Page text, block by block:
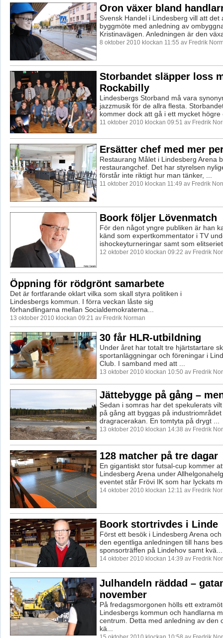
Oron växer bland
Svensk Handel i Lindesberg vill att det
byggmöte med anledning av
Kristinavägen. Anledningen är den
8 oktober 2010 klockan 11:55 av Fredrik
Storbandet släpper loss
Rockabilly
Lindesbergs Storband må vara
jazzmusik för de allra flesta.
kommer dock att gå i ett mycket högre
11 oktober 2010 klockan 09:51 av Fredrik
Ersätter chef med mer
Restaurang Målet i Lindesberg Arena
restaurangchef. Det har styrelsen
förstår inte riktigt hur man tänker, ...
11 oktober 2010 klockan 11:49 av Fredrik
Boork följer Lövenmatch
För den något yngre publiken är han
känd som expertkommentator i TV
ishockeyturneringar samt som
12 oktober 2010 klockan 09:22 av Fredrik
Öppning för rödgrönt samarbete
Det är fortfarande oklart vilka som skall styra politiken i
Lindesbergs kommun. I förra veckan låste sig
förhandlingarna mellan Socialdemokraterna...
13 oktober 2010 klockan 09:21 av Fredrik Norman
30 får HLR-utbildning
Under året har totalt tre hjärtstartare
sportanläggningar och föreningar i
Club. I samband med att ...
13 oktober 2010 klockan 10:50 av Fredrik
Jättebygge på gång –
Sedan i somras har det spekulerats
på gång att byggas på
dragracerakan. En tomtyta på drygt ...
13 oktober 2010 klockan 14:38 av Fredrik
128 matcher på tre dagar
En gigantiskt stor futsal-cup kommer
Lindesberg Arena under
eventet står Frövi IK som har lyckats
14 oktober 2010 klockan 12:11 av Fredrik
Boork stortrivdes i Linde
Först ett besök i Lindesberg Arena
den egentliga anledningen till hans
sponsorträffen på Lindehov samt kvä...
14 oktober 2010 klockan 14:39 av Fredrik
Julhandeln räddad –
november
På fredagsmorgonen hölls ett
Lindesbergs kommun och handlarna
centrum. Detta med anledning av den
kä...